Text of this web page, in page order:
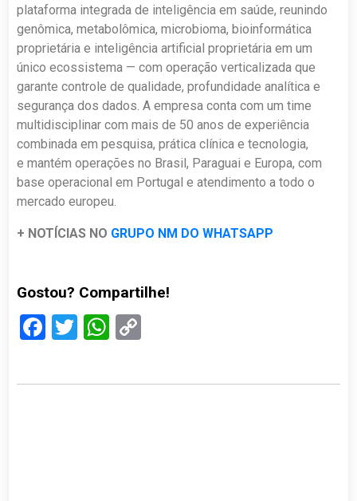
plataforma integrada de inteligência em saúde, reunindo
genômica, metabolômica, microbioma, bioinformática
proprietária e inteligência artificial proprietária em um
único ecossistema — com operação verticalizada que
garante controle de qualidade, profundidade analítica e
segurança dos dados. A empresa conta com um time
multidisciplinar com mais de 50 anos de experiência
combinada em pesquisa, prática clínica e tecnologia,
e mantém operações no Brasil, Paraguai e Europa, com
base operacional em Portugal e atendimento a todo o
mercado europeu.
+ NOTÍCIAS NO GRUPO NM DO WHATSAPP
Gostou? Compartilhe!
Facebook
TwitterWhatsApp